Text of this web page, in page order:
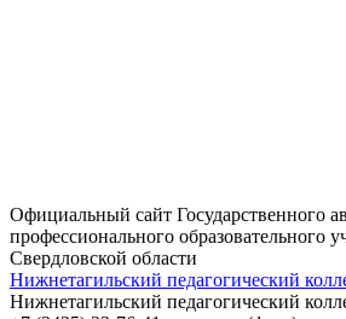
Официальный сайт Государственного
профессионального образовательного
Свердловской области
Нижнетагильский педагогический
Нижнетагильский педагогический